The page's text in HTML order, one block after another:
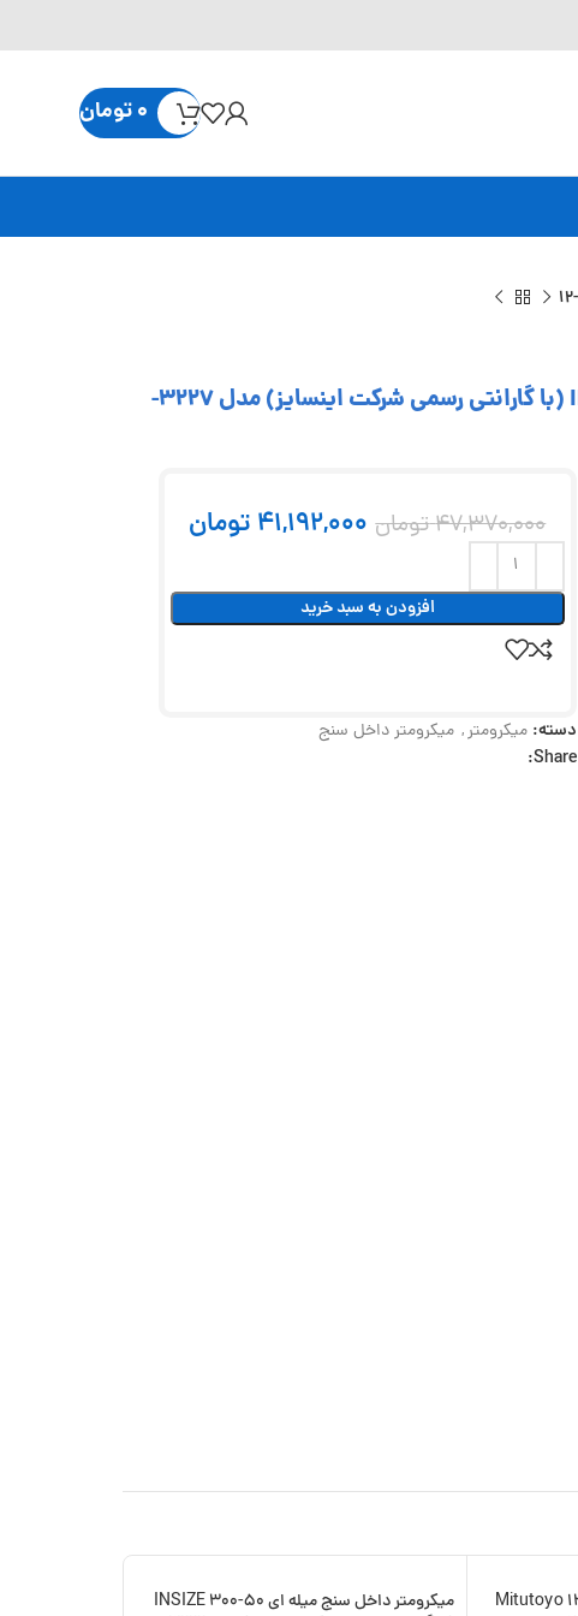
0تومان
میکرومتر داخل سه فک 12-10 میلی متر INSIZE (با گارانتی رسمی شرکت اینسایز) مدل 3227-
47,370,000تومان 41,192,000 تومان
افزودن به سبد خرید
دسته: میکرومتر, میکرومتر داخل سنج
Share:
میکرومتر داخل سنج سه فک 20-12 Mitutoyo
میکرومتر داخل سنج میله ای 50-300 INSIZE